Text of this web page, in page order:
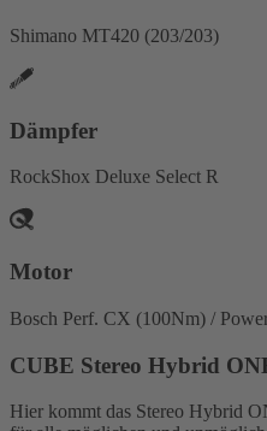
Shimano MT420 (203/203)
Dämpfer
RockShox Deluxe Select R
Motor
Bosch Perf. CX (100Nm) /
CUBE Stereo Hybrid
Hier kommt das Stereo Hybrid